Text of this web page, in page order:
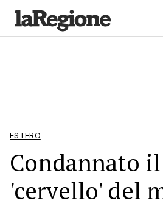
ESTERO
Condannato
'cervello' del